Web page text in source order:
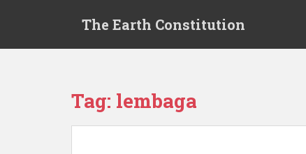
The Earth Constitution
Tag: lembaga